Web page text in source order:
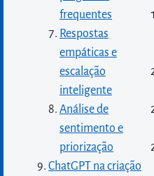
frequentes
Respostas
empáticas e
escalação
inteligente
Análise de
sentimento e
priorização
ChatGPT na criação